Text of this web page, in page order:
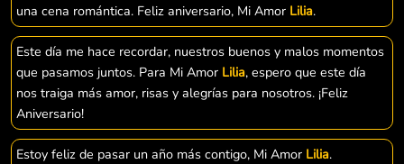
una cena romántica. Feliz aniversario, Mi Amor Lilia.
Este día me hace recordar, nuestros buenos y malos momentos
que pasamos juntos. Para Mi Amor Lilia, espero que este día
nos traiga más amor, risas y alegrías para nosotros. ¡Feliz
Aniversario!
Estoy feliz de pasar un año más contigo, Mi Amor Lilia.